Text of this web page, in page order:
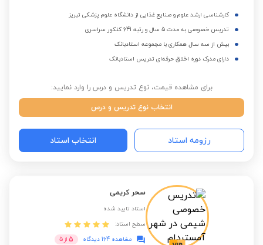
کارشناسی ارشد علوم و صنایع غذایی از دانشگاه علوم پزشکی تبریز
تدریس خصوصی به مدت 5 سال و رتبه 641 کنکور سراسری
بیش از سه سال همکاری با مجموعه استادبانک
دارای مدرک دوره اخلاق حرفه‌ای تدریس استادبانک
برای مشاهده قیمت، نوع تدریس و درس را وارد نمایید:
انتخاب نوع تدریس و درس
رزومه استاد انتخاب استاد
سحر کریمی
استاد تایید شده
سطح استاد:
مشاهده 164 دیدگاه
5 از 5